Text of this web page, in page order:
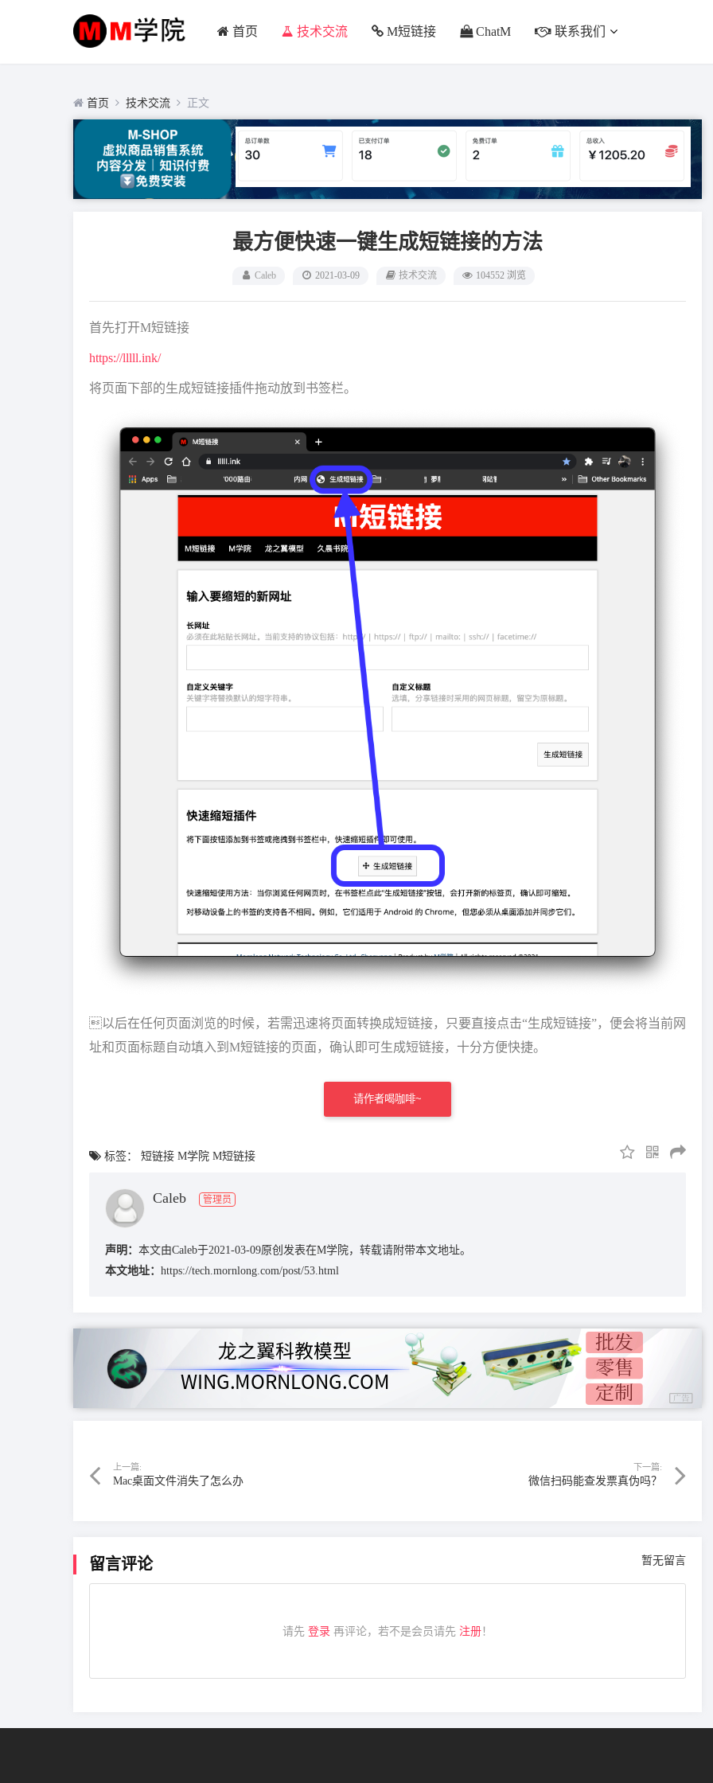
首页 技术交流 M短链接 ChatM 联系我们
首页 技术交流 正文
最方便快速一键生成短链接的方法
Caleb 2021-03-09 技术交流 104552 浏览
首先打开M短链接
https://lllll.ink/
将页面下部的生成短链接插件拖动放到书签栏。
以后在任何页面浏览的时候，若需迅速将页面转换成短链接，只要直接点击“生成短链接”，便会将当前网
址和页面标题自动填入到M短链接的页面，确认即可生成短链接，十分方便快捷。
请作者喝咖啡~
标签： 短链接 M学院 M短链接
Caleb 管理员
声明： 本文由Caleb于2021-03-09原创发表在M学院，转载请附带本文地址。
本文地址： https://tech.mornlong.com/post/53.html
上一篇:
Mac桌面文件消失了怎么办
下一篇:
微信扫码能查发票真伪吗？
留言评论 暂无留言
请先 登录 再评论，若不是会员请先 注册！